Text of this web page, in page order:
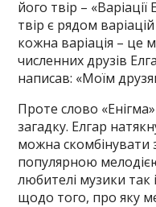
його твір –
твір є рядом
кожна варіація – це
численних друзів
написав: «Моїм
Проте слово
загадку. Елгар
можна
популярною
любителі музики так
щодо того, про яку